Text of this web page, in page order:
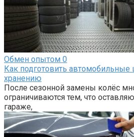
Обмен опытом 0
Как подготовить
хранению
После сезонной замены колёс
ограничиваются тем, что
гараже,